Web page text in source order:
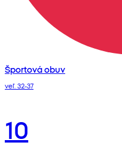
Športová obuv
veľ. 32-37
10